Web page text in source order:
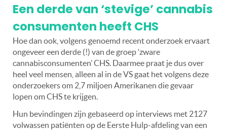
Een derde van ‘stevige’ cannabis
consumenten heeft CHS
Hoe dan ook, volgens genoemd recent onderzoek ervaart
ongeveer een derde (!) van de groep ‘zware
cannabisconsumenten’ CHS. Daarmee praat je dus over
heel veel mensen, alleen al in de VS gaat het volgens deze
onderzoekers om 2,7 miljoen Amerikanen die gevaar
lopen om CHS te krijgen.
Hun bevindingen zijn gebaseerd op interviews met 2127
volwassen patiënten op de Eerste Hulp-afdeling van een